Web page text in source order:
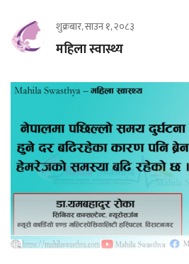
शुक्रबार, साउन १, २०८३
महिला स्वास्थ्य